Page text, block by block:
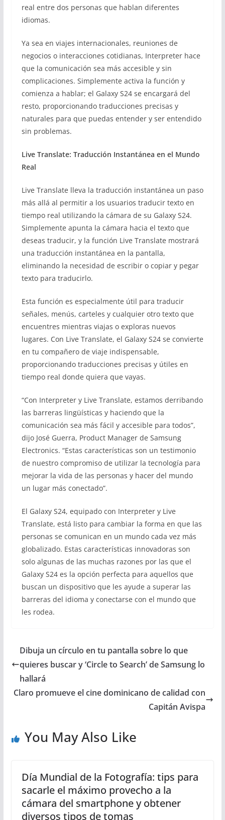
real entre dos personas que hablan diferentes
idiomas.
Ya sea en viajes internacionales, reuniones de
negocios o interacciones cotidianas, Interpreter hace
que la comunicación sea más accesible y sin
complicaciones. Simplemente activa la función y
comienza a hablar; el Galaxy S24 se encargará del
resto, proporcionando traducciones precisas y
naturales para que puedas entender y ser entendido
sin problemas.
Live Translate: Traducción Instantánea en el Mundo
Real
Live Translate lleva la traducción instantánea un paso
más allá al permitir a los usuarios traducir texto en
tiempo real utilizando la cámara de su Galaxy S24.
Simplemente apunta la cámara hacia el texto que
deseas traducir, y la función Live Translate mostrará
una traducción instantánea en la pantalla,
eliminando la necesidad de escribir o copiar y pegar
texto para traducirlo.
Esta función es especialmente útil para traducir
señales, menús, carteles y cualquier otro texto que
encuentres mientras viajas o exploras nuevos
lugares. Con Live Translate, el Galaxy S24 se convierte
en tu compañero de viaje indispensable,
proporcionando traducciones precisas y útiles en
tiempo real donde quiera que vayas.
“Con Interpreter y Live Translate, estamos derribando
las barreras lingüísticas y haciendo que la
comunicación sea más fácil y accesible para todos”,
dijo José Guerra, Product Manager de Samsung
Electronics. “Estas características son un testimonio
de nuestro compromiso de utilizar la tecnología para
mejorar la vida de las personas y hacer del mundo
un lugar más conectado”.
El Galaxy S24, equipado con Interpreter y Live
Translate, está listo para cambiar la forma en que las
personas se comunican en un mundo cada vez más
globalizado. Estas características innovadoras son
solo algunas de las muchas razones por las que el
Galaxy S24 es la opción perfecta para aquellos que
buscan un dispositivo que les ayude a superar las
barreras del idioma y conectarse con el mundo que
les rodea.
Dibuja un círculo en tu pantalla sobre lo que
quieres buscar y ‘Circle to Search’ de Samsung lo
hallará
Claro promueve el cine dominicano de calidad con
Capitán Avispa
You May Also Like
Día Mundial de la Fotografía: tips para
sacarle el máximo provecho a la
cámara del smartphone y obtener
diversos tipos de tomas